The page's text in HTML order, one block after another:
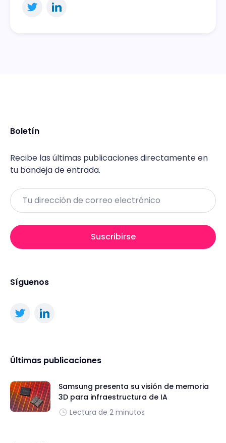
Boletín
Recibe las últimas publicaciones directamente en
tu bandeja de entrada.
Email
Suscribirse
Síguenos
Últimas publicaciones
Samsung presenta su visión de memoria
3D para infraestructura de IA
Lectura de 2 minutos